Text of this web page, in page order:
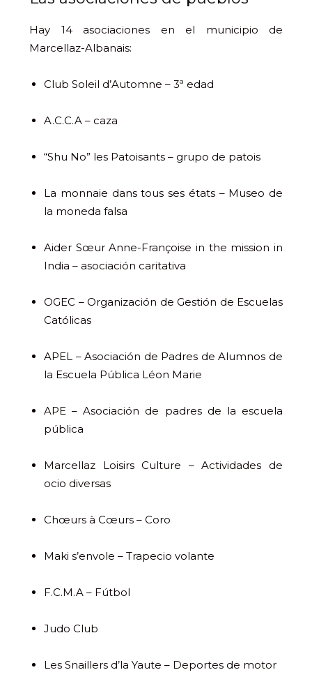
Hay 14 asociaciones en el municipio de
Marcellaz-Albanais:
Club Soleil d’Automne – 3ª edad
A.C.C.A – caza
“Shu No” les Patoisants – grupo de patois
La monnaie dans tous ses états – Museo de
la moneda falsa
Aider Sœur Anne-Françoise in the mission in
India – asociación caritativa
OGEC – Organización de Gestión de Escuelas
Católicas
APEL – Asociación de Padres de Alumnos de
la Escuela Pública Léon Marie
APE – Asociación de padres de la escuela
pública
Marcellaz Loisirs Culture – Actividades de
ocio diversas
Chœurs à Cœurs – Coro
Maki s’envole – Trapecio volante
F.C.M.A – Fútbol
Judo Club
Les Snaillers d’la Yaute – Deportes de motor